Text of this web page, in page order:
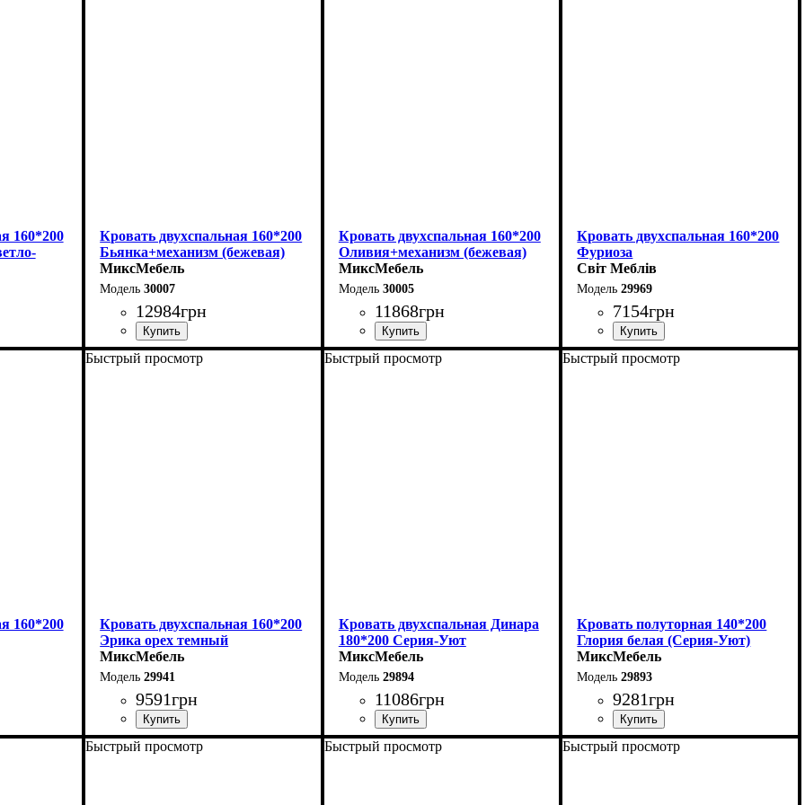
160*200
Кровать двухспальная 160*200
Бьянка+механизм (бежевая)
МиксМебель
30007
12984грн
Кровать двухспальная 160*200
Оливия+механизм (бежевая)
МиксМебель
30005
11868грн
Кровать двухспальная 160*200
Фуриоза
Світ Меблів
29969
7154грн
160*200
Быстрый просмотр
Кровать двухспальная 160*200
Эрика орех темный
МиксМебель
29941
9591грн
Быстрый просмотр
Кровать двухспальная Динара
180*200 Серия-Уют
МиксМебель
29894
11086грн
Быстрый просмотр
Кровать полуторная 140*200
Глория белая (Серия-Уют)
МиксМебель
29893
9281грн
Быстрый просмотр Быстрый просмотр Быстрый просмотр